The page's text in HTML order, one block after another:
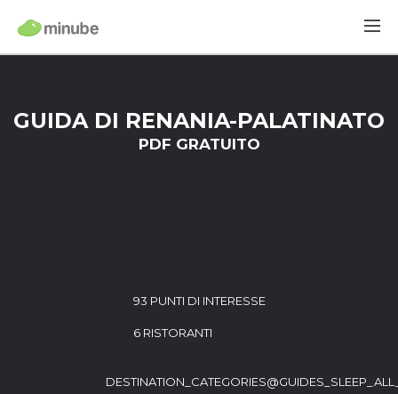
GUIDA DI RENANIA-PALATINATO
PDF GRATUITO
93 PUNTI DI INTERESSE
6 RISTORANTI